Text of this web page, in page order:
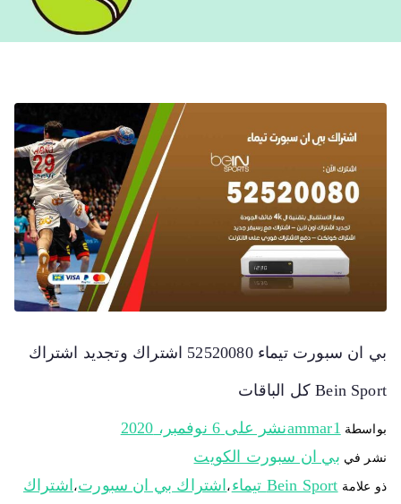
بي ان سبورت تيماء 52520080 اشتراك وتجديد اشتراك
Bein Sport كل الباقات
بواسطة ammar1نشر على 6 نوفمبر، 2020
نشر في بي ان سبورت الكويت
ذو علامة Bein Sport تيماء ، اشتراك بي ان سبورت، اشتراك